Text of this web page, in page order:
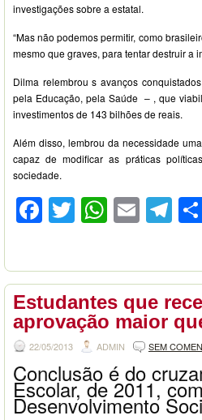
investigações sobre a estatal.
“Mas não podemos permitir, como
mesmo que graves, para tentar destruir a
Dilma relembrou s avanços
pela Educação, pela Saúde – , que
investimentos de 143 bilhões de reais.
Além disso, lembrou da necessidade
capaz de modificar as práticas
sociedade.
Facebook
Twitter
Estudantes que
aprovação maior
22/05/2013 ADMIN SEM
Conclusão é do
Escolar, de 2011,
Desenvolvimento